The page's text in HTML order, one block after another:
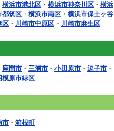
横浜市港北区 ・ 横浜市神奈川区 ・ 横浜
都筑区 ・ 横浜市南区 ・ 横浜市保土ヶ谷
区 ・ 川崎市中原区 ・ 川崎市麻生区
座間市 ・ 三浦市 ・ 小田原市 ・ 逗子市 ・
模原市緑区
市 ・ 箱根町